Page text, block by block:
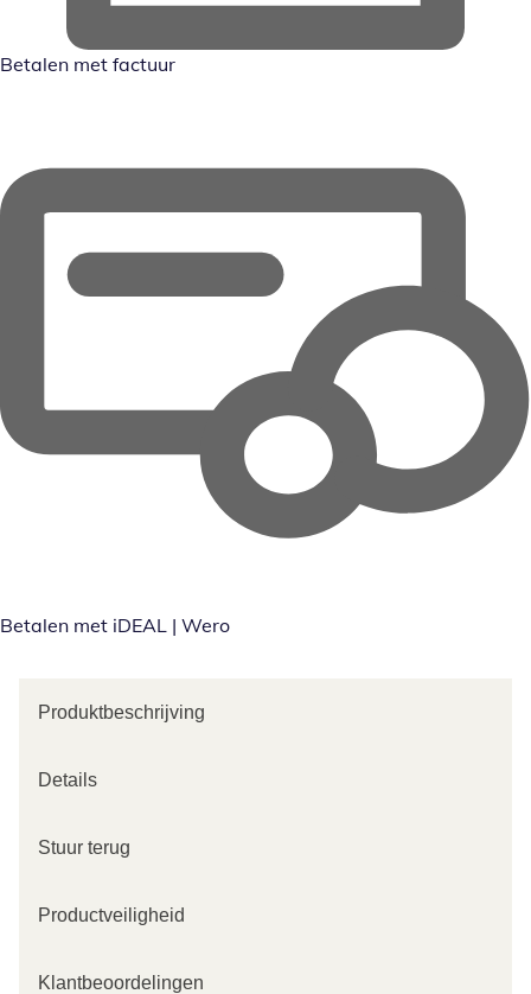
Betalen met factuur
Betalen met iDEAL | Wero
Produktbeschrijving
Details
Stuur terug
Productveiligheid
Klantbeoordelingen